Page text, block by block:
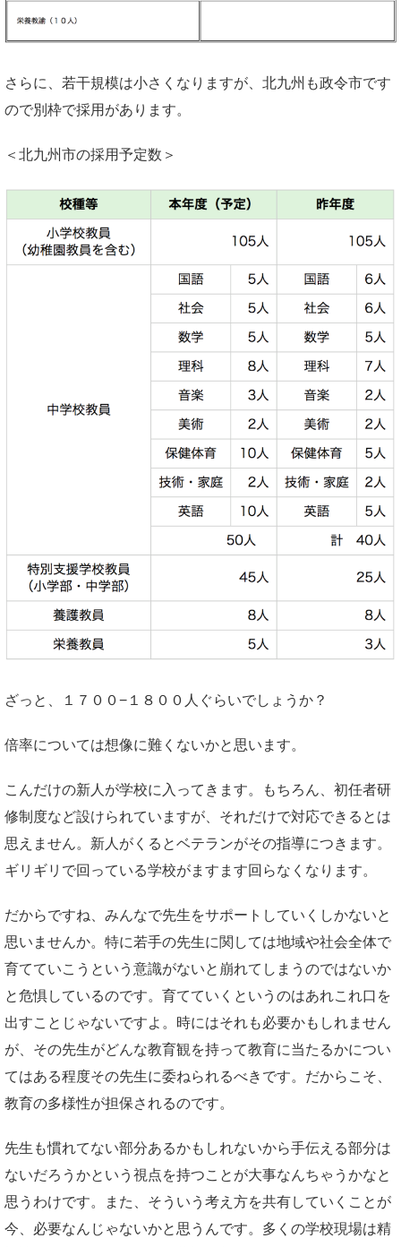
さらに、若干規模は小さくなりますが、北九州も政令市です
ので別枠で採用があります。
＜北九州市の採用予定数＞
ざっと、１７００−１８００人ぐらいでしょうか？
倍率については想像に難くないかと思います。
こんだけの新人が学校に入ってきます。もちろん、初任者研
修制度など設けられていますが、それだけで対応できるとは
思えません。新人がくるとベテランがその指導につきます。
ギリギリで回っている学校がますます回らなくなります。
だからですね、みんなで先生をサポートしていくしかないと
思いませんか。特に若手の先生に関しては地域や社会全体で
育てていこうという意識がないと崩れてしまうのではないか
と危惧しているのです。育てていくというのはあれこれ口を
出すことじゃないですよ。時にはそれも必要かもしれません
が、その先生がどんな教育観を持って教育に当たるかについ
てはある程度その先生に委ねられるべきです。だからこそ、
教育の多様性が担保されるのです。
先生も慣れてない部分あるかもしれないから手伝える部分は
ないだろうかという視点を持つことが大事なんちゃうかなと
思うわけです。また、そういう考え方を共有していくことが
今、必要なんじゃないかと思うんです。多くの学校現場は精